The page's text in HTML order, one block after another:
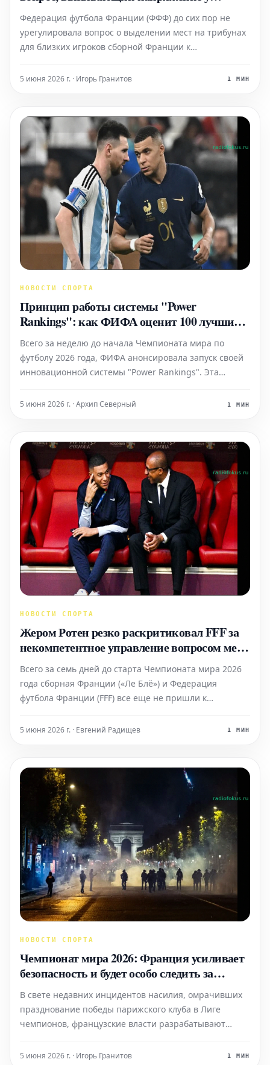
сборной Франции
Федерация футбола Франции (ФФФ) до сих пор не
урегулировала вопрос о выделении мест на трибунах
для близких игроков сборной Франции к
нерешенная проблема вызывает недовольство и
5 июня 2026 г. · Игорь Гранитов 1 МИН
НОВОСТИ СПОРТА
Принцип работы системы "Power
Rankings": как ФИФА оценит 100 лучших
игроков Чемпионата мира
Всего за неделю до начала Чемпионата мира по
футболу 2026 года, ФИФА анонсировала запуск своей
инновационной системы "Power Rankings". Эта
разработанная под руководством Арсена Венгера,
5 июня 2026 г. · Архип Северный 1 МИН
НОВОСТИ СПОРТА
Жером Ротен резко раскритиковал FFF за
некомпетентное управление вопросом мест
для семей игроков сборной на Чемпионате
мира 2026
Всего за семь дней до старта Чемпионата мира 2026
года сборная Франции («Ле Блё») и Федерация
футбола Франции (FFF) все еще не пришли к
премиальных для игроков и количеству мест на
5 июня 2026 г. · Евгений Радищев 1 МИН
НОВОСТИ СПОРТА
Чемпионат мира 2026: Франция усиливает
безопасность и будет особо следить за
матчами Алжира и Марокко
В свете недавних инцидентов насилия, омрачивших
празднование победы парижского клуба в Лиге
чемпионов, французские власти разрабатывают
футболу 2026 года. По данным издания L'Équipe,
5 июня 2026 г. · Игорь Гранитов 1 МИН